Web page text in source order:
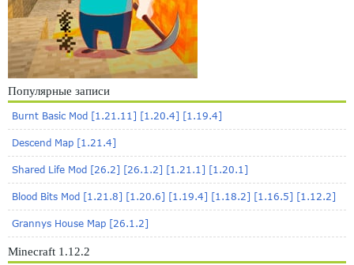
Популярные записи
Burnt Basic Mod [1.21.11] [1.20.4] [1.19.4]
Descend Map [1.21.4]
Shared Life Mod [26.2] [26.1.2] [1.21.1] [1.20.1]
Blood Bits Mod [1.21.8] [1.20.6] [1.19.4] [1.18.2] [1.16.5] [1.12.2]
Grannys House Map [26.1.2]
Minecraft 1.12.2